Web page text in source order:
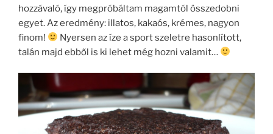
hozzávaló, így megpróbáltam magamtól összedobni
egyet. Az eredmény: illatos, kakaós, krémes, nagyon
finom!
Nyersen az íze a sport szeletre hasonlított,
talán majd ebből is ki lehet még hozni valamit…